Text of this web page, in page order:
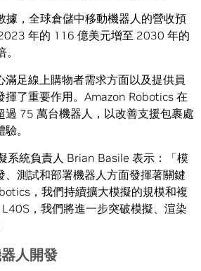
據，全球倉儲中移動機器人的營收預
年的 116 億美元增至 2030 年的
滿足線上購物者需求方面以及提供員
揮了重要作用。Amazon Robotics 在
過 75 萬台機器人，以改善支援包裹處
。
系統負責人 Brian Basile 表示：「模
、測試和部署機器人方面發揮著關鍵
，我們持續擴大模擬的規模和複
，我們將進一步突破模擬、渲染
人開發